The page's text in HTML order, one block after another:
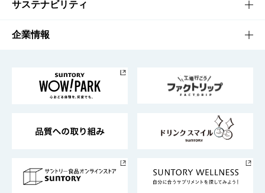
栄養成分一覧
キャンペーン
工場見学
地域情報
文化・スポーツTOP
サントリーホール
サントリーサンバーズ大阪
サステナビリティ
サステナビリティTOP
サントリーが考えるサステナビリティ経営
企業情報
企業概要
採用情報